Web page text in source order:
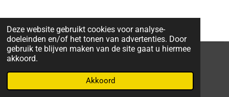
Deze website gebruikt cookies voor analyse-
doeleinden en/of het tonen van advertenties. Door
gebruik te blijven maken van de site gaat u hiermee
akkoord.
Akkoord
c
a
s